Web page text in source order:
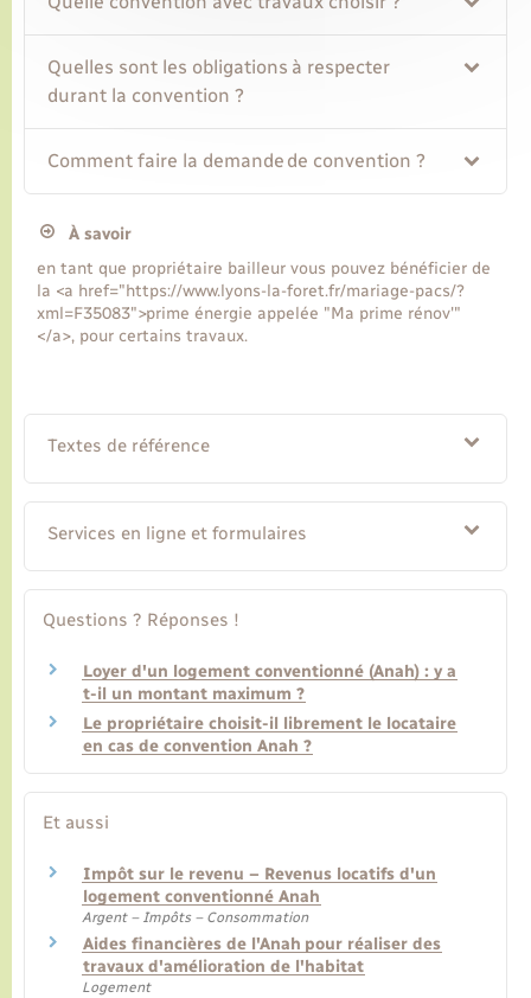
Quelles sont les obligations à respecter
durant la convention ?
Comment faire la demande de convention ?
À savoir
en tant que propriétaire bailleur vous pouvez bénéficier de
la <a href="https://www.lyons-la-foret.fr/mariage-pacs/?
xml=F35083">prime énergie appelée "Ma prime rénov'"
</a>, pour certains travaux.
Textes de référence
Services en ligne et formulaires
Questions ? Réponses !
Loyer d'un logement conventionné (Anah) : y a
t-il un montant maximum ?
Le propriétaire choisit-il librement le locataire
en cas de convention Anah ?
Et aussi
Impôt sur le revenu – Revenus locatifs d'un
logement conventionné Anah
Argent – Impôts – Consommation
Aides financières de l'Anah pour réaliser des
travaux d'amélioration de l'habitat
Logement